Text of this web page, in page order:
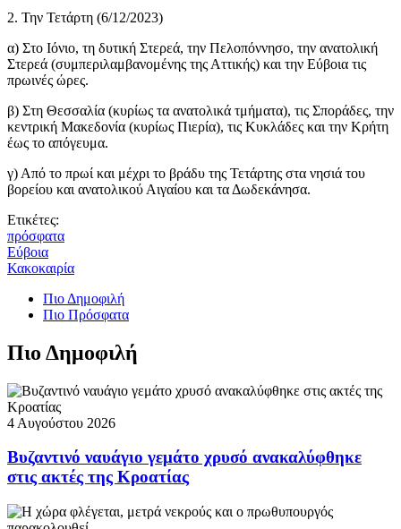
2. Την Τετάρτη (6/12/2023)
α) Στο Ιόνιο, τη δυτική Στερεά, την Πελοπόννησο, την ανατολική
Στερεά (συμπεριλαμβανομένης της Αττικής) και την Εύβοια τις
πρωινές ώρες.
β) Στη Θεσσαλία (κυρίως τα ανατολικά τμήματα), τις Σποράδες, την
κεντρική Μακεδονία (κυρίως Πιερία), τις Κυκλάδες και την Κρήτη
έως το απόγευμα.
γ) Από το πρωί και μέχρι το βράδυ της Τετάρτης στα νησιά του
βορείου και ανατολικού Αιγαίου και τα Δωδεκάνησα.
Ετικέτες:
πρόσφατα
Εύβοια
Κακοκαιρία
Πιο Δημοφιλή
Πιο Πρόσφατα
Πιο Δημοφιλή
4 Αυγούστου 2026
Βυζαντινό ναυάγιο γεμάτο χρυσό ανακαλύφθηκε
στις ακτές της Κροατίας